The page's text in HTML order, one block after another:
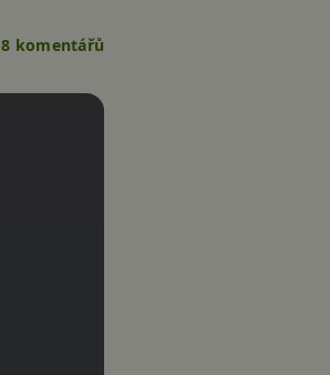
8 komentářů